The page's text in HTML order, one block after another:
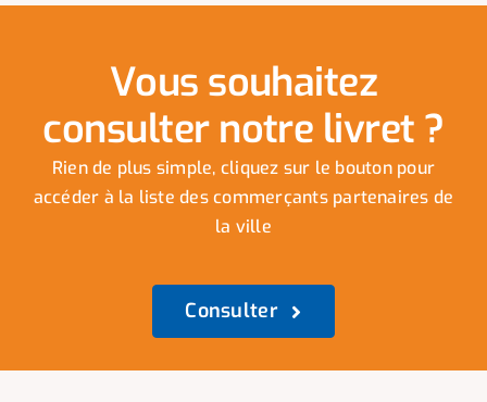
Vous souhaitez
consulter notre livret ?
Rien de plus simple, cliquez sur le bouton pour
accéder à la liste des commerçants partenaires de
la ville
Consulter